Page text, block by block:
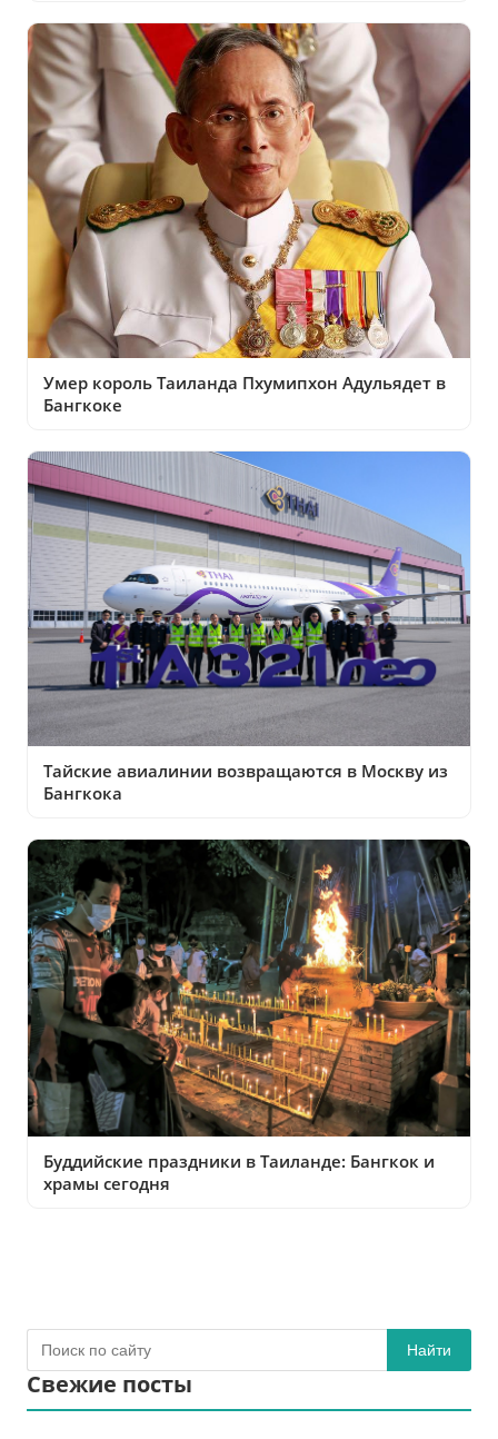
Умер король Таиланда Пхумипхон Адульядет в
Бангкоке
Тайские авиалинии возвращаются в Москву из
Бангкока
Буддийские праздники в Таиланде: Бангкок и
храмы сегодня
Найти
Свежие посты